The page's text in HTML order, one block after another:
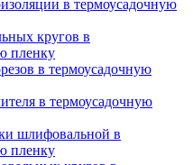
в термоусадочную
кругов в
пленку
в термоусадочную
в термоусадочную
шлифовальной в
пленку